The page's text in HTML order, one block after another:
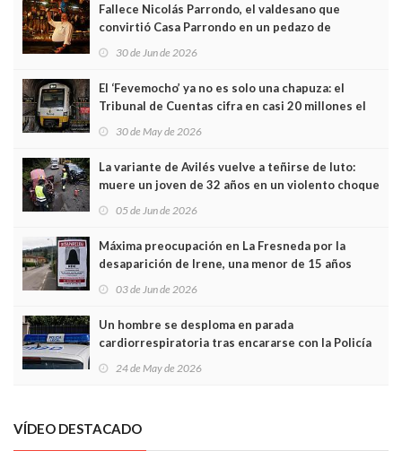
Fallece Nicolás Parrondo, el valdesano que
convirtió Casa Parrondo en un pedazo de
Asturias en Madrid
30 de Jun de 2026
El ‘Fevemocho’ ya no es solo una chapuza: el
Tribunal de Cuentas cifra en casi 20 millones el
sobrecoste de los trenes que no cabían por los
30 de May de 2026
La variante de Avilés vuelve a teñirse de luto:
muere un joven de 32 años en un violento choque
frontal
05 de Jun de 2026
Máxima preocupación en La Fresneda por la
desaparición de Irene, una menor de 15 años
03 de Jun de 2026
Un hombre se desploma en parada
cardiorrespiratoria tras encararse con la Policía
Local en Luanco
24 de May de 2026
VÍDEO DESTACADO